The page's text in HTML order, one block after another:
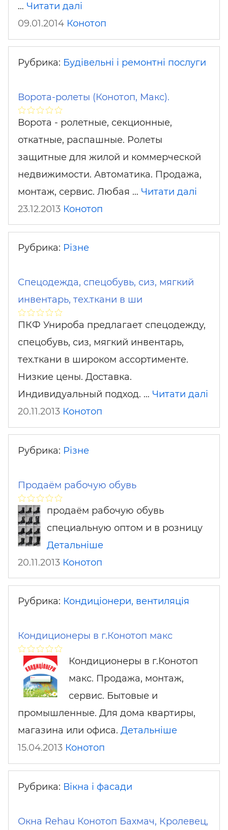
… Читати далі
09.01.2014 Конотоп
Рубрика: Будівельні і ремонтні послуги
Ворота-ролеты (Конотоп, Макс).
Ворота - ролетные, секционные,
откатные, распашные. Ролеты
защитные для жилой и коммерческой
недвижимости. Автоматика. Продажа,
монтаж, сервис. Любая … Читати далі
23.12.2013 Конотоп
Рубрика: Різне
Спецодежда, спецобувь, сиз, мягкий
инвентарь, тех.ткани в ши
ПКФ Унироба предлагает спецодежду,
спецобувь, сиз, мягкий инвентарь,
тех.ткани в широком ассортименте.
Низкие цены. Доставка.
Индивидуальный подход. … Читати далі
20.11.2013 Конотоп
Рубрика: Різне
Продаём рабочую обувь
продаём рабочую обувь
специальную оптом и в розницу
Детальніше
20.11.2013 Конотоп
Рубрика: Кондиціонери, вентиляція
Кондиционеры в г.Конотоп макс
Кондиционеры в г.Конотоп
макс. Продажа, монтаж,
сервис. Бытовые и
промышленные. Для дома квартиры,
магазина или офиса. Детальніше
15.04.2013 Конотоп
Рубрика: Вікна і фасади
Окна Rehau Конотоп Бахмач, Кролевец,